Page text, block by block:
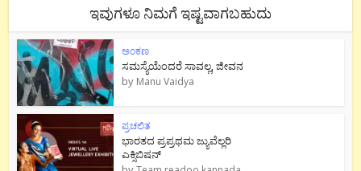
ಇವುಗಳೂ ನಿಮಗೆ ಇಷ್ಟವಾಗಬಹುದು
ಅಂಕಣ
ಸಮಸ್ಯೆಯೆಂದರೆ ಸಾವಲ್ಲ, ಜೀವನ
by Manu Vaidya
ಪ್ರಚಲಿತ
ಭಾರತದ ಪ್ರಪ್ರಥಮ ಜ್ಯುವೆಲ್ಲರಿ
ಎಕ್ಸಿಬಿಷನ್